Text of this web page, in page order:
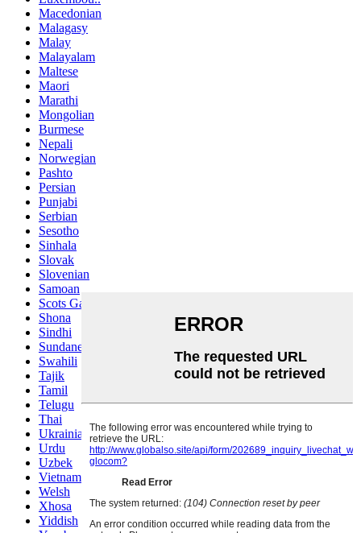
Macedonian
Malagasy
Malay
Malayalam
Maltese
Maori
Marathi
Mongolian
Burmese
Nepali
Norwegian
Pashto
Persian
Punjabi
Serbian
Sesotho
Sinhala
Slovak
Slovenian
Samoan
Scots Gaelic
Shona
Sindhi
Sundanese
Swahili
Tajik
Tamil
Telugu
Thai
Ukrainian
Urdu
Uzbek
Vietnamese
Welsh
Xhosa
Yiddish